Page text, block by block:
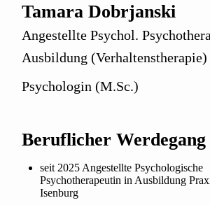
Tamara Dobrjanski
Angestellte Psychol.
Ausbildung (Verhaltenstherapie)
Psychologin (M.Sc.)
Beruflicher Werdegang
seit 2025 Angestellte Psychologische
Psychotherapeutin in Ausbildung
Isenburg